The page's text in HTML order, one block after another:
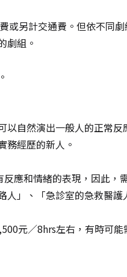
另計交通費。但依不同
劇組。
以自然演出一般人的正常
務經歷的新人。
應和情緒的表現，因此，
」、「急診室的急救醫護
元∕8hrs左右，有時可